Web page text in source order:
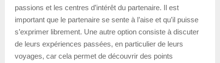
passions et les centres d’intérêt du partenaire. Il est
important que le partenaire se sente à l’aise et qu’il puisse
s’exprimer librement. Une autre option consiste à discuter
de leurs expériences passées, en particulier de leurs
voyages, car cela permet de découvrir des points